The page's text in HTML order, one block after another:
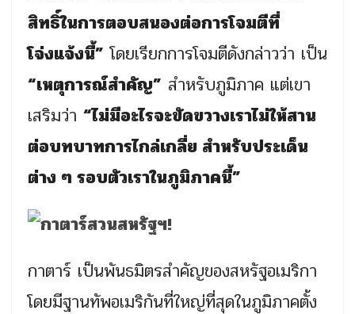
สิทธิ์ในการตอบสนองต่อการโจมตีที่
โจ่งแจ้งนี้” โดยเรียกการโจมตีดังกล่าวว่า เป็น
“เหตุการณ์สำคัญ” สำหรับภูมิภาค แต่เขา
เสริมว่า “ไม่มีอะไรจะขัดขวางเราไม่ให้สาน
ต่อบทบาทการไกล่เกลี่ย สำหรับประเด็น
ต่าง ๆ รอบตัวเราในภูมิภาคนี้”
กาตาร์ เป็นพันธมิตรสำคัญของสหรัฐอเมริกา
โดยมีฐานทัพอเมริกันที่ใหญ่ที่สุดในภูมิภาคตั้ง